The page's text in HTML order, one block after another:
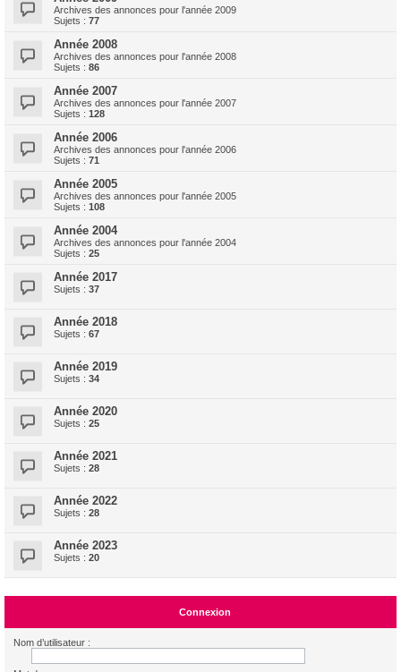
Archives des annonces pour l'année 2009
Sujets : 77
Année 2008
Archives des annonces pour l'année 2008
Sujets : 86
Année 2007
Archives des annonces pour l'année 2007
Sujets : 128
Année 2006
Archives des annonces pour l'année 2006
Sujets : 71
Année 2005
Archives des annonces pour l'année 2005
Sujets : 108
Année 2004
Archives des annonces pour l'année 2004
Sujets : 25
Année 2017
Sujets : 37
Année 2018
Sujets : 67
Année 2019
Sujets : 34
Année 2020
Sujets : 25
Année 2021
Sujets : 28
Année 2022
Sujets : 28
Année 2023
Sujets : 20
Connexion
Nom d’utilisateur :